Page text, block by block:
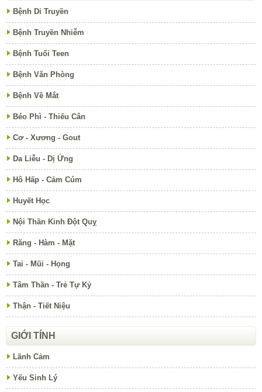
Bệnh Di Truyền
Bệnh Truyền Nhiễm
Bệnh Tuổi Teen
Bệnh Văn Phòng
Bệnh Về Mắt
Béo Phì - Thiếu Cân
Cơ - Xương - Gout
Da Liễu - Dị Ứng
Hô Hấp - Cảm Cúm
Huyết Học
Nội Thần Kinh Đột Quỵ
Răng - Hàm - Mặt
Tai - Mũi - Họng
Tâm Thần - Trẻ Tự Kỷ
Thận - Tiết Niệu
GIỚI TÍNH
Lãnh Cảm
Yếu Sinh Lý